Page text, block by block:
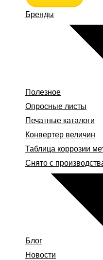
Бренды
Полезное
Опросные листы
Печатные каталоги
Конвертер величин
Таблица коррозии
Снято с
Блог
Новости